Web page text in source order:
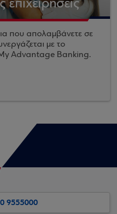
που απολαμβάνετε σε
με το
Advantage Banking.
9555000